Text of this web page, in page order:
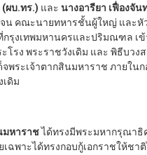
(ผบ.ทร.) และ นางอารียา เฟื่องจั
น คณะนายทหารชั้นผู้ใหญ่ และหั
กรุงเทพมหานครและปริมณฑล เ
รง พระราชวังเดิม และ พิธีบวง
ระเจ้าตากสินมหาราช ภายใน
เดิม
มหาราชได้ทรงมีพระมหากรุณา
เฉพาะได้ทรงกอบกู้เอกราชให้ชา